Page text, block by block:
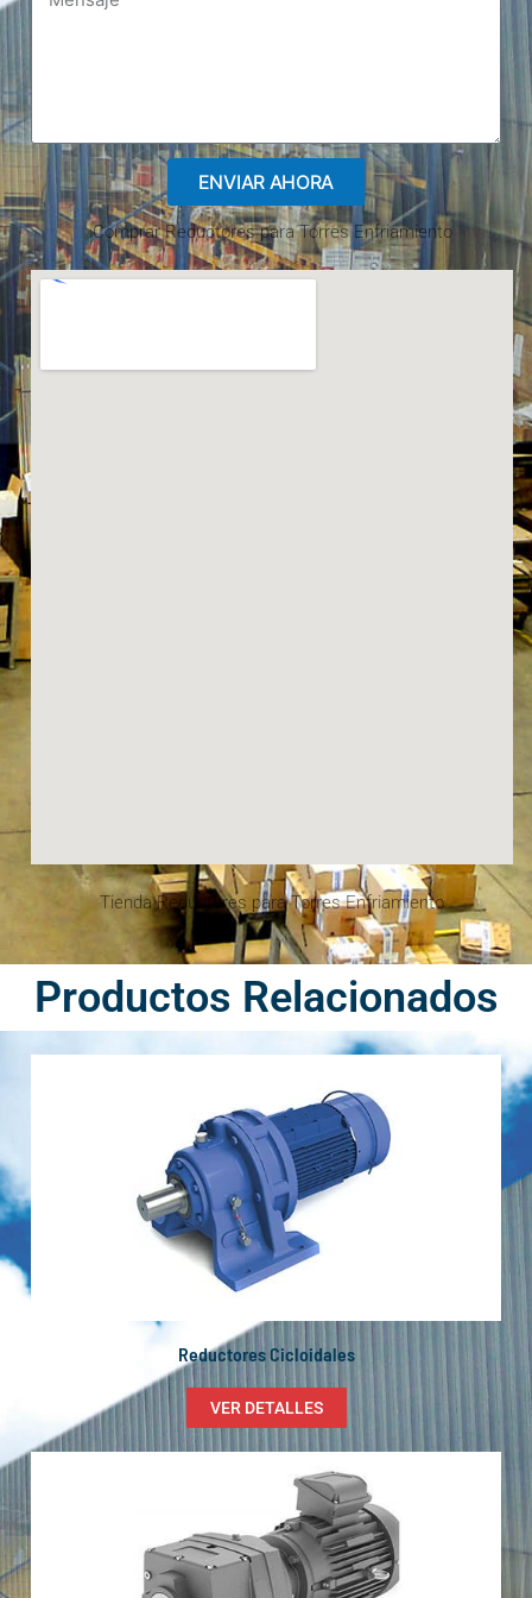
ENVIAR AHORA
Comprar Reductores para Torres Enfriamiento
Tienda Reductores para Torres Enfriamiento
Productos Relacionados
Reductores Cicloidales
VER DETALLES